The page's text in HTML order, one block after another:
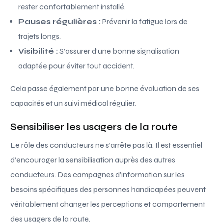
rester confortablement installé.
Pauses régulières : Prévenir la fatigue lors de
trajets longs.
Visibilité : S’assurer d’une bonne signalisation
adaptée pour éviter tout accident.
Cela passe également par une bonne évaluation de ses
capacités et un suivi médical régulier.
Sensibiliser les usagers de la route
Le rôle des conducteurs ne s’arrête pas là. Il est essentiel
d’encourager la sensibilisation auprès des autres
conducteurs. Des campagnes d’information sur les
besoins spécifiques des personnes handicapées peuvent
véritablement changer les perceptions et comportement
des usagers de la route.